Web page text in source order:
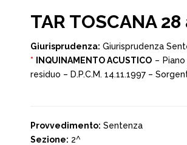
TAR TOSCANA
Giurisprudenza: Giurisprudenza
* INQUINAMENTO ACUSTICO –
residuo – D.P.C.M. 14.11.1997 –
Provvedimento: Sentenza
Sezione: 2^